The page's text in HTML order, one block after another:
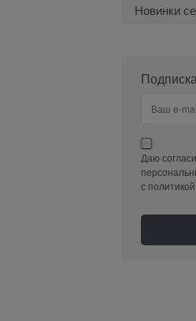
Новинки
Даю
с